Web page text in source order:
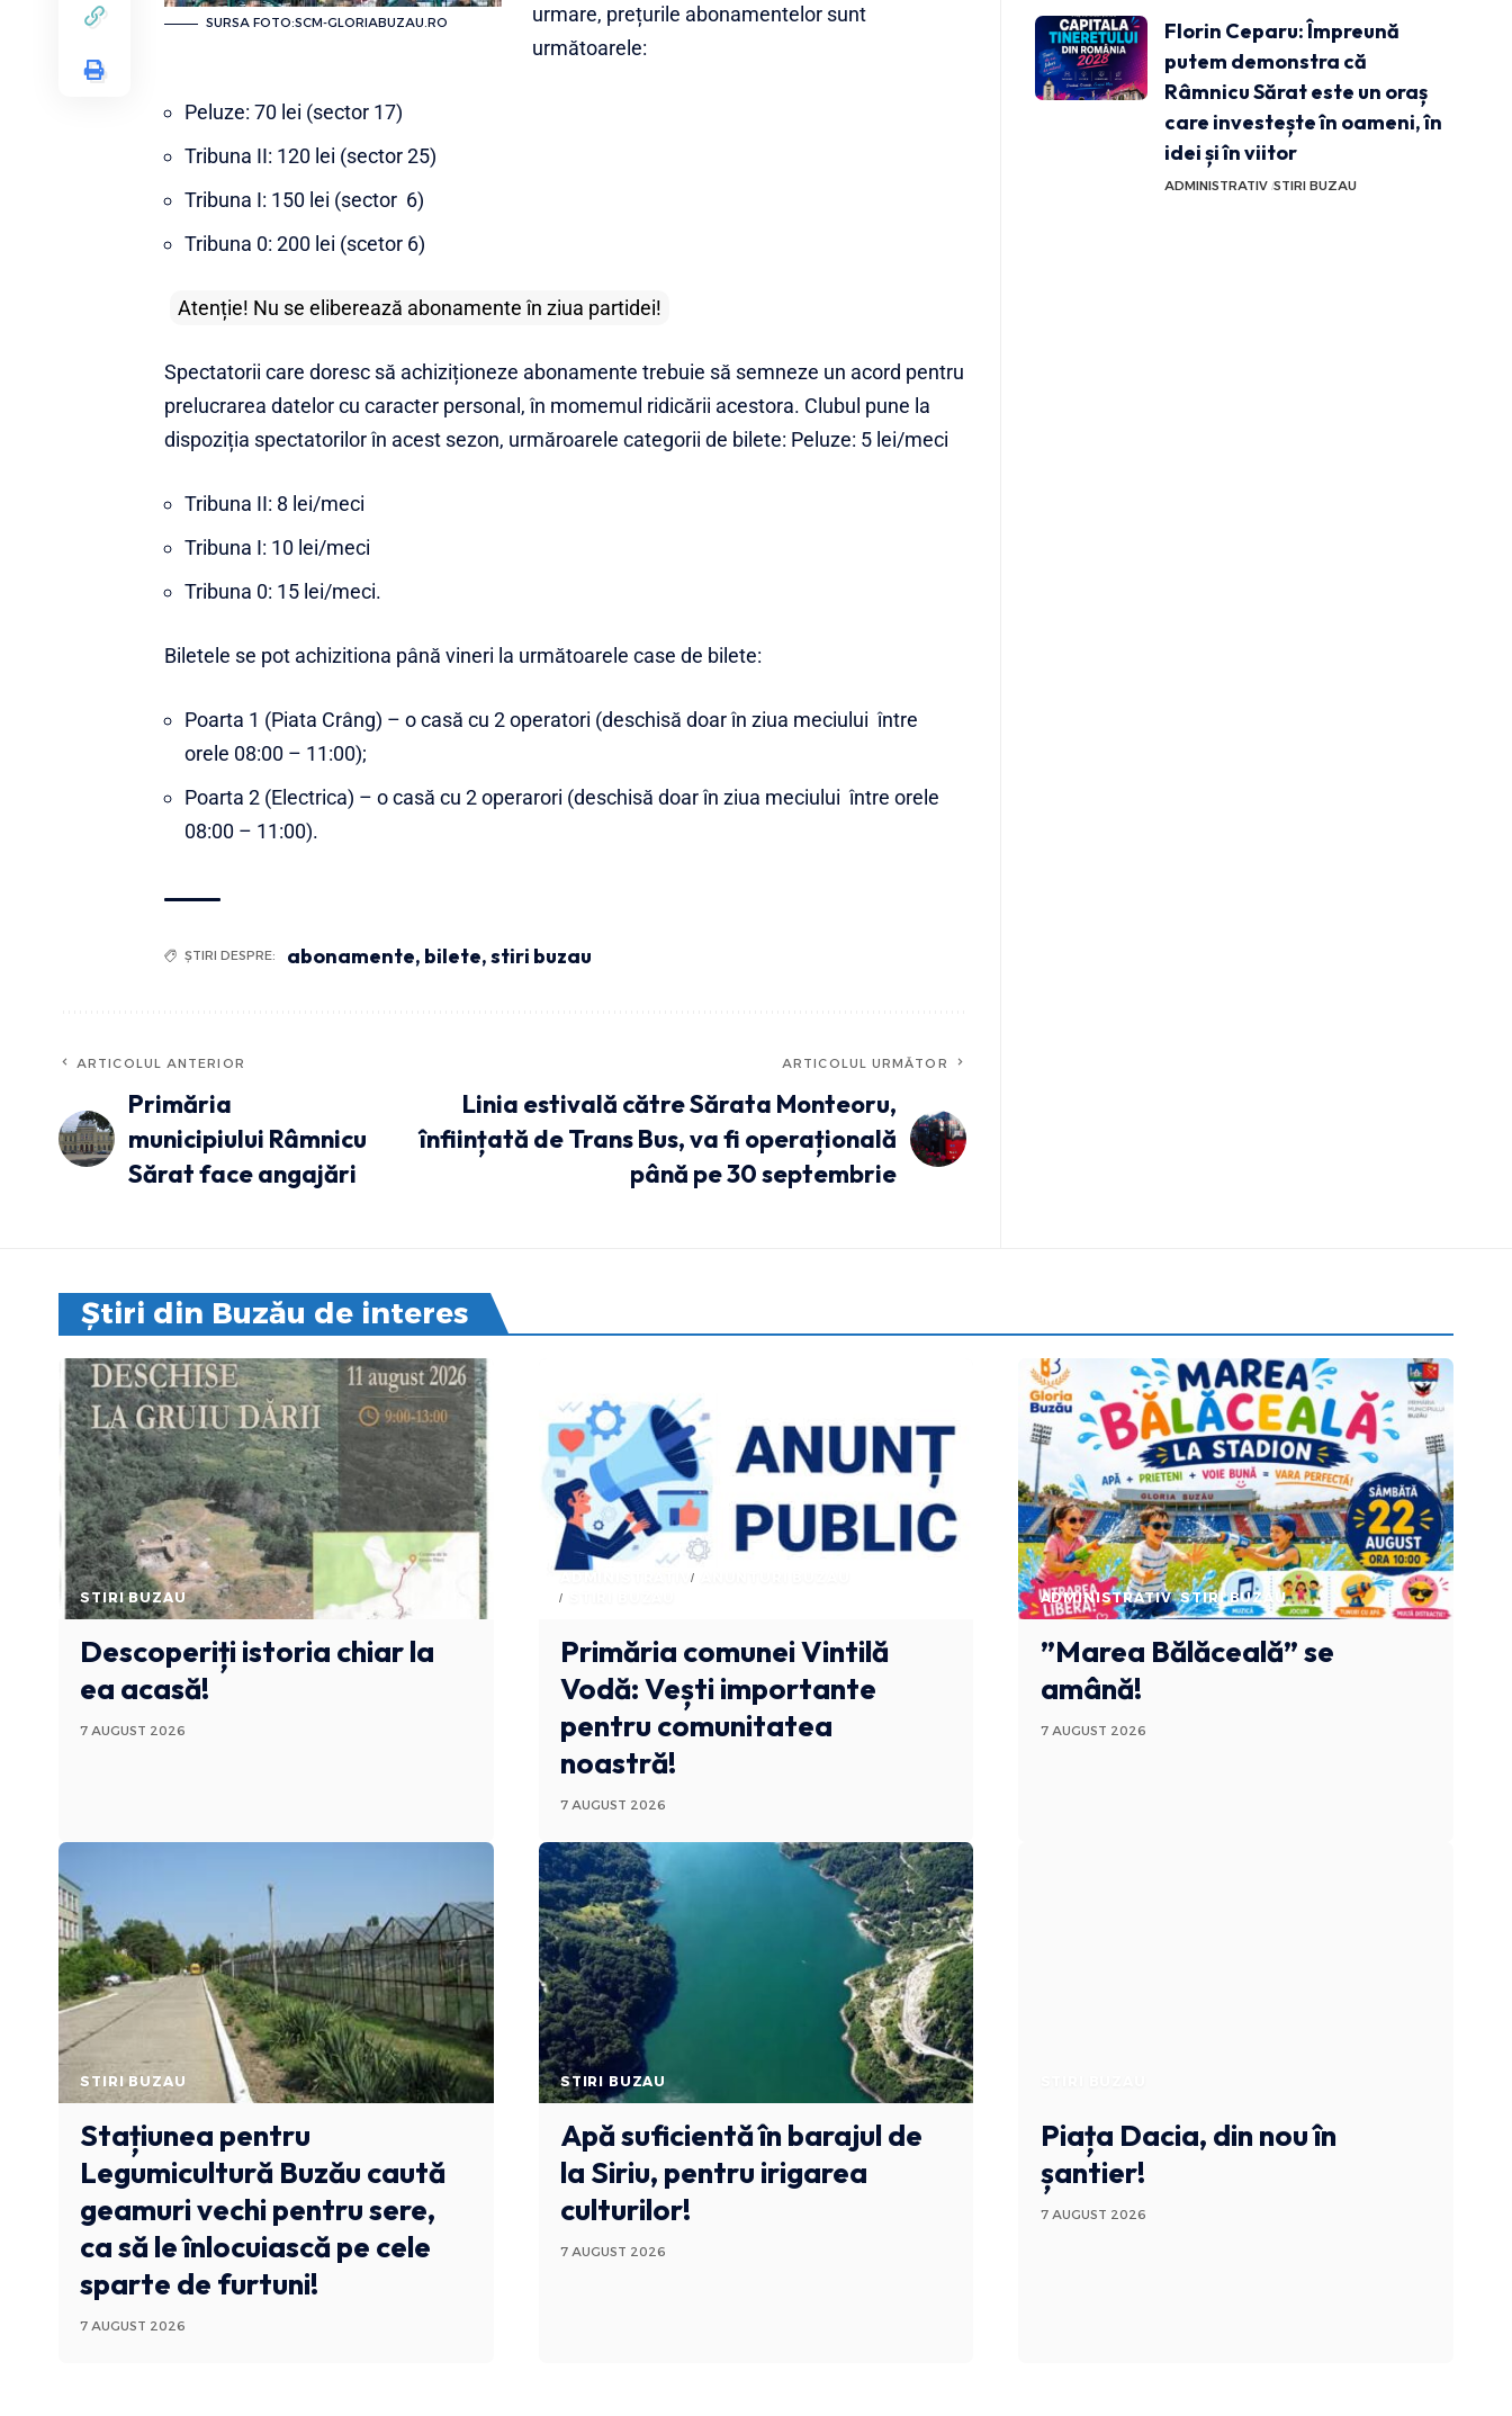
SURSA FOTO:SCM-GLORIABUZAU.RO
urmare, prețurile abonamentelor sunt
următoarele:
Peluze: 70 lei (sector 17)
Tribuna II: 120 lei (sector 25)
Tribuna I: 150 lei (sector 6)
Tribuna 0: 200 lei (scetor 6)
Atenție! Nu se eliberează abonamente în ziua partidei!
Spectatorii care doresc să achiziționeze abonamente trebuie să semneze un acord pentru
prelucrarea datelor cu caracter personal, în momemul ridicării acestora. Clubul pune la
dispoziția spectatorilor în acest sezon, urmăroarele categorii de bilete: Peluze: 5 lei/meci
Tribuna II: 8 lei/meci
Tribuna I: 10 lei/meci
Tribuna 0: 15 lei/meci.
Biletele se pot achizitiona până vineri la următoarele case de bilete:
Poarta 1 (Piata Crâng) – o casă cu 2 operatori (deschisă doar în ziua meciului între
orele 08:00 – 11:00);
Poarta 2 (Electrica) – o casă cu 2 operarori (deschisă doar în ziua meciului între orele
08:00 – 11:00).
ȘTIRI DESPRE: abonamente, bilete,stiri buzau
ARTICOLUL ANTERIOR
Primăria
municipiului Râmnicu
Sărat face angajări
ARTICOLUL URMĂTOR
Linia estivală către Sărata Monteoru,
înființată de Trans Bus, va fi operațională
până pe 30 septembrie
Florin Ceparu: Împreună
putem demonstra că
Râmnicu Sărat este un oraș
care investește în oameni, în
idei și în viitor
ADMINISTRATIV STIRI BUZAU
Știri din Buzău de interes
STIRI BUZAU
Descoperiți istoria chiar la
ea acasă!
7 AUGUST 2026
ADMINISTRATIV
Primăria comunei Vintilă
Vodă: Vești importante
pentru comunitatea
noastră!
7 AUGUST 2026
ADMINISTRATIV STIRI BUZAU
”Marea Bălăceală” se
amână!
7 AUGUST 2026
STIRI BUZAU
Stațiunea pentru
Legumicultură Buzău caută
geamuri vechi pentru sere,
ca să le înlocuiască pe cele
sparte de furtuni!
7 AUGUST 2026
STIRI BUZAU
Apă suficientă în barajul de
la Siriu, pentru irigarea
culturilor!
7 AUGUST 2026
Piața Dacia, din nou în
șantier!
7 AUGUST 2026